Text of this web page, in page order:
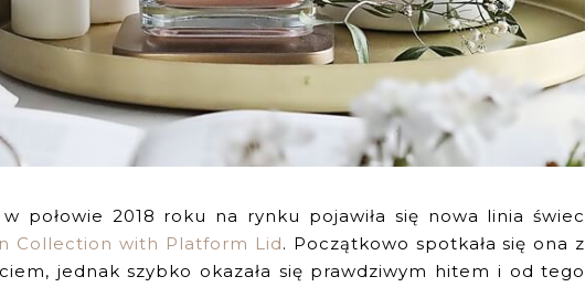
połowie 2018 roku na rynku pojawiła się nowa linia świec
Collection with Platform Lid. Początkowo spotkała się ona z
jednak szybko okazała się prawdziwym hitem i od tego